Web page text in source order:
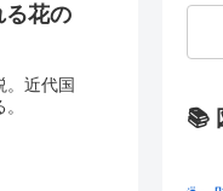
花の
。近代国
📚